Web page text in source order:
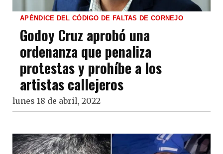
APÉNDICE DEL CÓDIGO DE FALTAS DE CORNEJO
Godoy Cruz aprobó una
ordenanza que penaliza
protestas y prohíbe a los
artistas callejeros
lunes 18 de abril, 2022